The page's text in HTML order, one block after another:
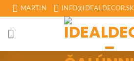
Skip
to
content
MARTIN INFO@IDEALDECOR.SK